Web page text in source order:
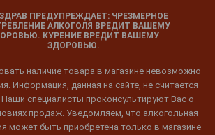
ПРЕДУПРЕЖДАЕТ: ЧРЕЗМЕРНОЕ
АЛКОГОЛЯ ВРЕДИТ ВАШЕМУ
КУРЕНИЕ ВРЕДИТ ВАШЕМУ
ЗДОРОВЬЮ.
наличие товара в магазине невозможно
Информация, данная на сайте, не считается
специалисты проконсультируют Вас о
продаж. Уведомляем, что алкогольная
может быть приобретена только в магазине